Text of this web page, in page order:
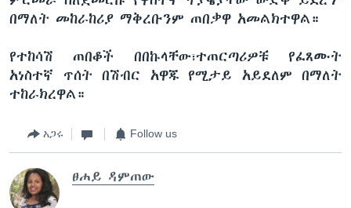
በማለት መከራከሪያ ማቅረቡንም ጠበቃዋ አመልክተዋል።
የተከሳሽ ጠበቆች በበኩላቸው፣ተጠርጣሪዎቹ የፈጸሙት
አነስተኛ ጥሰት በሽብር አዋጁ የሚታይ አይደለም በማለት
ተከራክረዋል።
አጋሩ Follow us
ፀሐይ ዳምጠው